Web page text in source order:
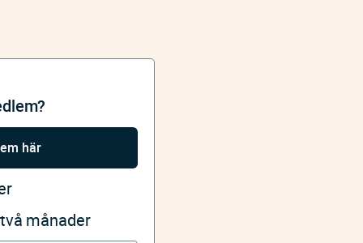
här
månader